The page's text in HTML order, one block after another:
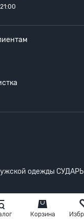
Корзина
одежды СУДАРЬ